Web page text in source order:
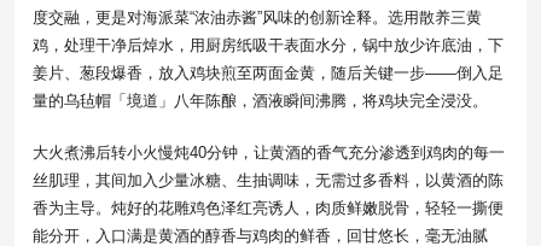
度交融，更是对海派菜“浓油赤酱”风味的创新诠释。选用散养三黄
鸡，处理干净后焯水，用厨房纸吸干表面水分，锅中放少许底油，下
姜片、葱段爆香，放入鸡块煎至两面金黄，随后关键一步——倒入足
量的乌毡帽「境道」八年陈酿，酒液瞬间沸腾，将鸡块完全浸没。
大火煮沸后转小火慢炖40分钟，让黄酒的香气充分渗透到鸡肉的每一
丝肌理，其间加入少量冰糖、生抽调味，无需过多香料，以黄酒的陈
香为主导。炖好的花雕鸡色泽红亮诱人，肉质鲜嫩脱骨，轻轻一撕便
能分开，入口满是黄酒的醇香与鸡肉的鲜香，回甘悠长，毫无油腻